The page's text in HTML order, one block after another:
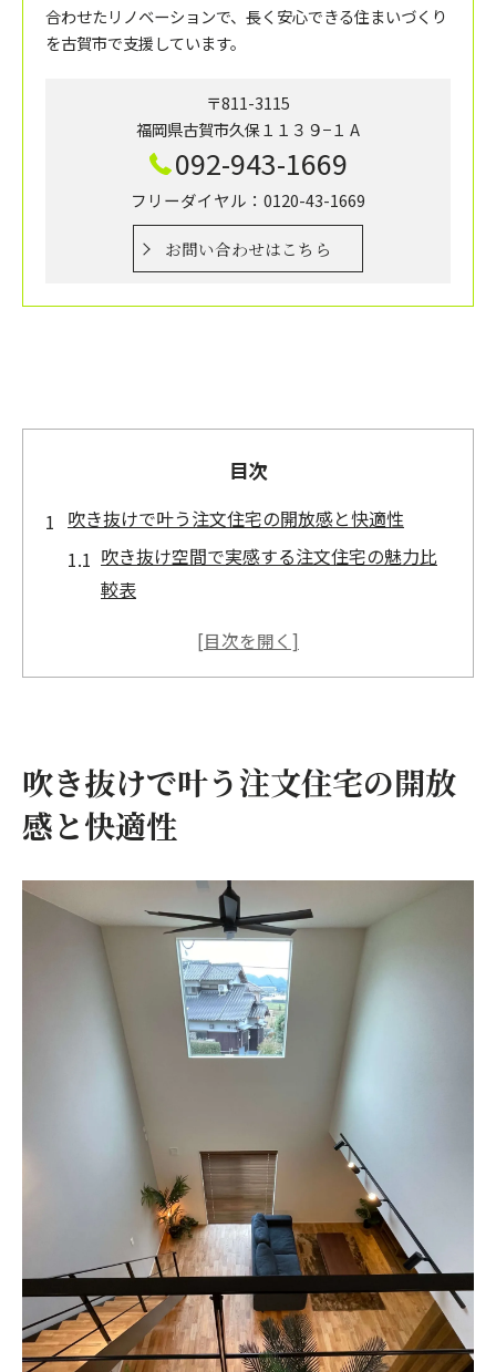
合わせたリノベーションで、長く安心できる住まいづくり
を古賀市で支援しています。
〒811-3115
福岡県古賀市久保１１３９−１ A
092-943-1669
フリーダイヤル：0120-43-1669
お問い合わせはこちら
目次
吹き抜けで叶う注文住宅の開放感と快適性
吹き抜け空間で実感する注文住宅の魅力比
較表
開放感を求めるなら注文住宅が最適な理由
イント
注文住宅の吹き抜けがもたらす光と風の心
地よさ
高性能住宅が宗像市で選ばれる理由とは
宗像市で注目される高性能注文住宅の特徴
一覧
高性能住宅なら省エネと快適性を両立でき
注文住宅で実現する宗像市の住みやすさ
性能重視の注文住宅が宗像市で人気の背景
明るいリビングを実現する設計の工夫
リビングを明るくする注文住宅設計の比較
表
吹き抜け設計で叶える明るさと開放感
採光を工夫した注文住宅の設計アイデア
吹き抜けで叶う注文住宅の開放
感と快適性